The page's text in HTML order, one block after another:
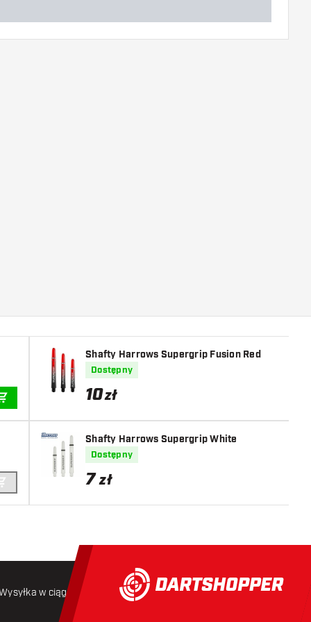
DODAJ DO KOSZYKA
Shafty Harrows Supergrip Fusion Red
Dostępny
10zł
Shafty Harrows Supergrip White
Dostępny
7 zł
w ciągu 24 godzin Darmowa wysyłka od 250 złoty